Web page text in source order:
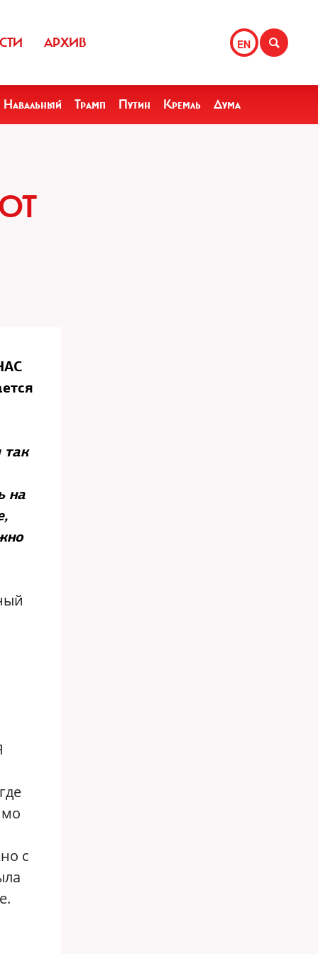
EN
АРХИВ
Навальный Трамп Путин Кремль Дума
так
на
с